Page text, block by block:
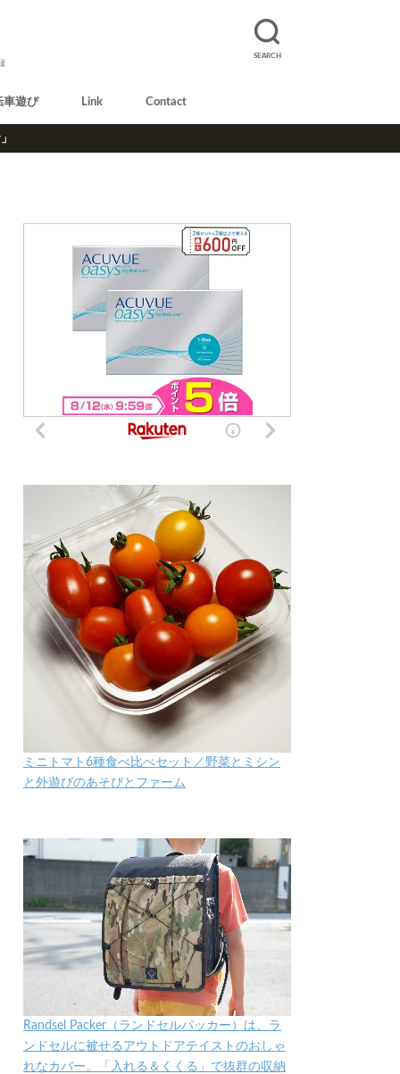
SEARCH
車遊び Link Contact
ミニトマト6種食べ比べセット／野菜とミシン
と外遊びのあそびとファーム
Randsel Packer（ランドセルパッカー）は、ラ
ンドセルに被せるアウトドアテイストのおしゃ
れなカバー。「入れる＆くくる」で抜群の収納